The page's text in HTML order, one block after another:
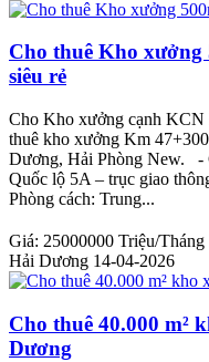
Cho thuê Kho
siêu rẻ
Cho Kho xưởng cạnh
thuê kho xưởng Km
Dương, Hải Phòng New. -
Quốc lộ 5A – trục giao
Phòng cách: Trung...
Giá: 25000000 Triệu/Tháng
Hải Dương 14-04-2026
Cho thuê 40.000 m²
Dương